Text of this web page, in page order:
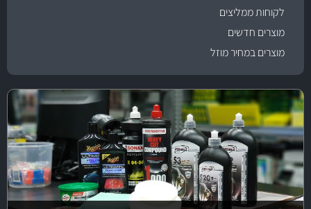
לקוחות ממליצים
מוצרים חדשים
מוצרים במחיר מוזל